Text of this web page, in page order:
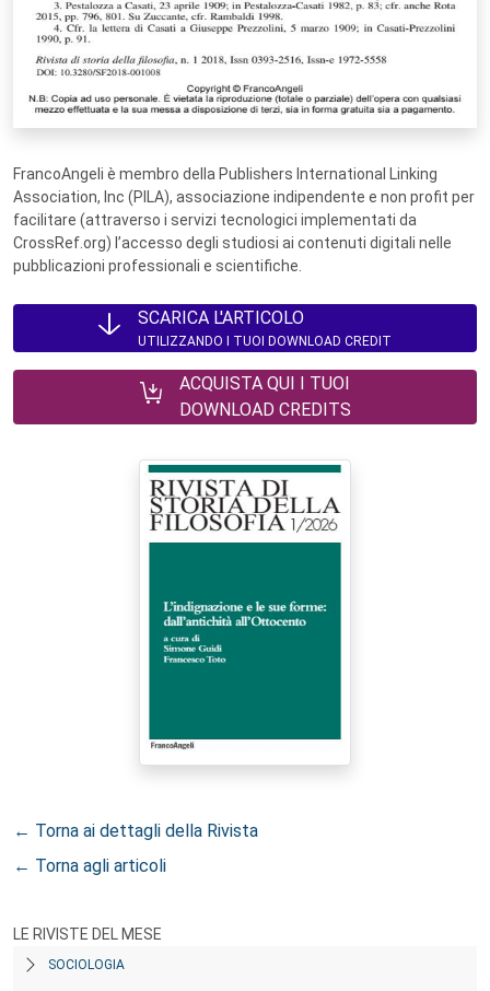
FrancoAngeli è membro della Publishers International Linking
Association, Inc (PILA), associazione indipendente e non profit per
facilitare (attraverso i servizi tecnologici implementati da
CrossRef.org) l’accesso degli studiosi ai contenuti digitali nelle
pubblicazioni professionali e scientifiche.
SCARICA L'ARTICOLO
UTILIZZANDO I TUOI DOWNLOAD CREDIT
ACQUISTA QUI I TUOI
DOWNLOAD CREDITS
← Torna ai dettagli della Rivista
← Torna agli articoli
LE RIVISTE DEL MESE
SOCIOLOGIA